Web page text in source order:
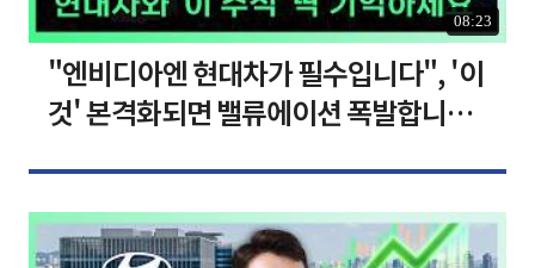
08:23
"엔비디아엔 현대차가 필수입니다", '이
것' 본격화되면 밸류에이션 폭발합니다